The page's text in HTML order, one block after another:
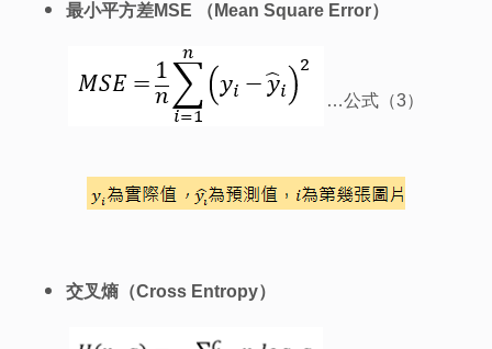
最小平方差MSE （Mean Square Error）
…公式（3）
交叉熵（Cross Entropy）